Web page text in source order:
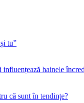
tu”
hainele
că sunt în tendințe?